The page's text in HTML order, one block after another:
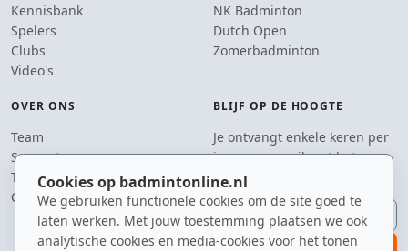
Cookies op badmintonline.nl
We gebruiken functionele cookies om de site goed te
laten werken. Met jouw toestemming plaatsen we ook
analytische cookies en media-cookies voor het tonen
Kennisbank
Spelers
Clubs
Video's
NK Badminton
Dutch Open
Zomerbadminton
OVER ONS
Team
Supporters
Tip de redactie
Contact
BLIJF OP DE HOOGTE
Je ontvangt enkele keren per
jaar een e-mail met het
laatste badmintonnieuws.
E-mailadres